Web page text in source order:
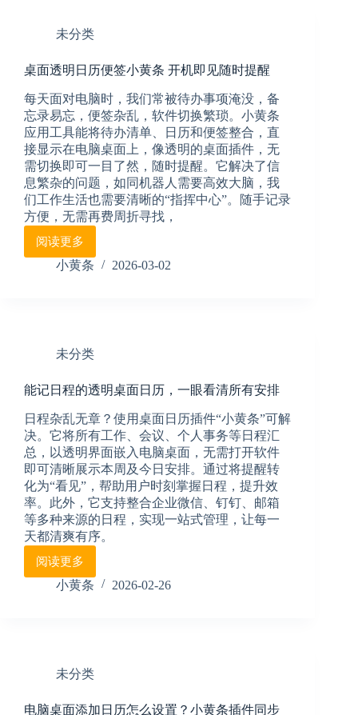
怎
么
小
条
桌
面
日
历
软
件
来
帮
忙
未分类
桌面透明日历便签小黄条 开机即见随时提醒
每天面对电脑时，我们常被待办事项淹没，备
忘录易忘，便签杂乱，软件切换繁琐。小黄条
应用工具能将待办清单、日历和便签整合，直
接显示在电脑桌面上，像透明的桌面插件，无
需切换即可一目了然，随时提醒。它解决了信
息繁杂的问题，如同机器人需要高效大脑，我
们工作生活也需要清晰的“指挥中心”。随手记录
方便，无需再费周折寻找，
阅读更多
桌
面
签
黄
开
机
即
见
随
时
提
醒
小黄条 2026-03-02
未分类
能记日程的透明桌面日历，一眼看清所有安排
日程杂乱无章？使用桌面日历插件“小黄条”可解
决。它将所有工作、会议、个人事务等日程汇
总，以透明界面嵌入电脑桌面，无需打开软件
即可清晰展示本周及今日安排。通过将提醒转
化为“看见”，帮助用户时刻掌握日程，提升效
率。此外，它支持整合企业微信、钉钉、邮箱
等多种来源的日程，实现一站式管理，让每一
天都清爽有序。
阅读更多
能
记
桌
日
小黄条 2026-02-26
未分类
电脑桌面添加日历怎么设置？小黄条插件同步